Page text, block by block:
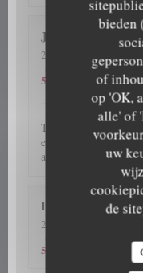
bieden
of
op 'OK,
alle' of
uw
de
J C
2026-08-05
- 12:45 -
/5
5
Très bon moment
et plateaux de fruits
attentionné, souriant
Daymon
2026-08-05
5